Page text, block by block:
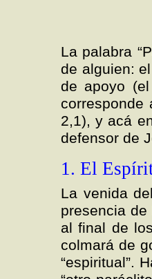
La palabra
de alguien:
de apoyo
corresponde
2,1), y acá
defensor de
1. El
La venida
presencia
al final de
colmará de
“espiritual”.